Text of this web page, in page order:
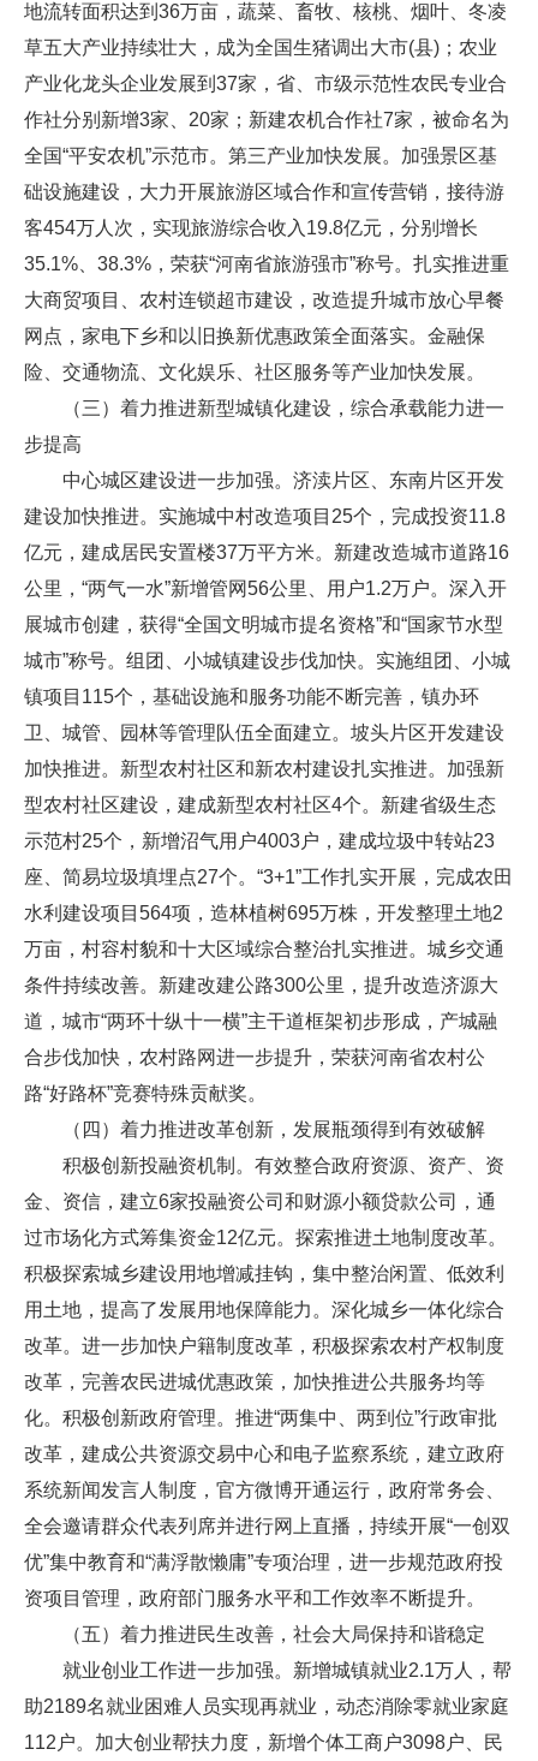
地流转面积达到36万亩，蔬菜、畜牧、核桃、烟叶、冬凌
草五大产业持续壮大，成为全国生猪调出大市(县)；农业
产业化龙头企业发展到37家，省、市级示范性农民专业合
作社分别新增3家、20家；新建农机合作社7家，被命名为
全国“平安农机”示范市。第三产业加快发展。加强景区基
础设施建设，大力开展旅游区域合作和宣传营销，接待游
客454万人次，实现旅游综合收入19.8亿元，分别增长
35.1%、38.3%，荣获“河南省旅游强市”称号。扎实推进重
大商贸项目、农村连锁超市建设，改造提升城市放心早餐
网点，家电下乡和以旧换新优惠政策全面落实。金融保
险、交通物流、文化娱乐、社区服务等产业加快发展。
（三）着力推进新型城镇化建设，综合承载能力进一
步提高
中心城区建设进一步加强。济渎片区、东南片区开发
建设加快推进。实施城中村改造项目25个，完成投资11.8
亿元，建成居民安置楼37万平方米。新建改造城市道路16
公里，“两气一水”新增管网56公里、用户1.2万户。深入开
展城市创建，获得“全国文明城市提名资格”和“国家节水型
城市”称号。组团、小城镇建设步伐加快。实施组团、小城
镇项目115个，基础设施和服务功能不断完善，镇办环
卫、城管、园林等管理队伍全面建立。坡头片区开发建设
加快推进。新型农村社区和新农村建设扎实推进。加强新
型农村社区建设，建成新型农村社区4个。新建省级生态
示范村25个，新增沼气用户4003户，建成垃圾中转站23
座、简易垃圾填埋点27个。“3+1”工作扎实开展，完成农田
水利建设项目564项，造林植树695万株，开发整理土地2
万亩，村容村貌和十大区域综合整治扎实推进。城乡交通
条件持续改善。新建改建公路300公里，提升改造济源大
道，城市“两环十纵十一横”主干道框架初步形成，产城融
合步伐加快，农村路网进一步提升，荣获河南省农村公
路“好路杯”竞赛特殊贡献奖。
（四）着力推进改革创新，发展瓶颈得到有效破解
积极创新投融资机制。有效整合政府资源、资产、资
金、资信，建立6家投融资公司和财源小额贷款公司，通
过市场化方式筹集资金12亿元。探索推进土地制度改革。
积极探索城乡建设用地增减挂钩，集中整治闲置、低效利
用土地，提高了发展用地保障能力。深化城乡一体化综合
改革。进一步加快户籍制度改革，积极探索农村产权制度
改革，完善农民进城优惠政策，加快推进公共服务均等
化。积极创新政府管理。推进“两集中、两到位”行政审批
改革，建成公共资源交易中心和电子监察系统，建立政府
系统新闻发言人制度，官方微博开通运行，政府常务会、
全会邀请群众代表列席并进行网上直播，持续开展“一创双
优”集中教育和“满浮散懒庸”专项治理，进一步规范政府投
资项目管理，政府部门服务水平和工作效率不断提升。
（五）着力推进民生改善，社会大局保持和谐稳定
就业创业工作进一步加强。新增城镇就业2.1万人，帮
助2189名就业困难人员实现再就业，动态消除零就业家庭
112户。加大创业帮扶力度，新增个体工商户3098户、民